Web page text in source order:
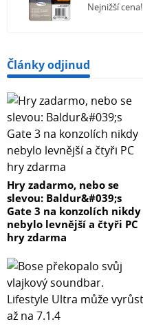
Nejnižší cena!
Články odjinud
Hry zadarmo, nebo se
slevou: Baldur&#039;s
Gate 3 na konzolích nikdy
nebylo levnější a čtyři PC
hry zdarma